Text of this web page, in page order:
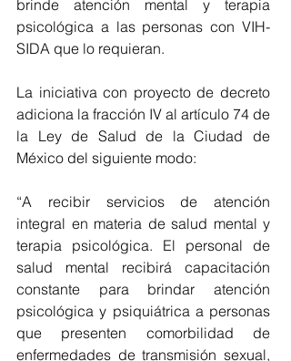
brinde atención mental y terapia
psicológica a las personas con VIH-
SIDA que lo requieran.
La iniciativa con proyecto de decreto
adiciona la fracción IV al artículo 74 de
la Ley de Salud de la Ciudad de
México del siguiente modo:
“A recibir servicios de atención
integral en materia de salud mental y
terapia psicológica. El personal de
salud mental recibirá capacitación
constante para brindar atención
psicológica y psiquiátrica a personas
que presenten comorbilidad de
enfermedades de transmisión sexual,